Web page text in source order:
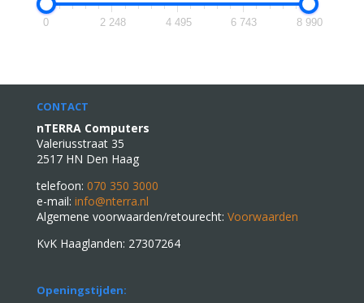
0 2 248 4 495 6 743 8 990
CONTACT
nTERRA Computers
Valeriusstraat 35
2517 HN Den Haag
telefoon: 070 350 3000
e-mail: info@nterra.nl
Algemene voorwaarden/retourecht: Voorwaarden
KvK Haaglanden: 27307264
Openingstijden: